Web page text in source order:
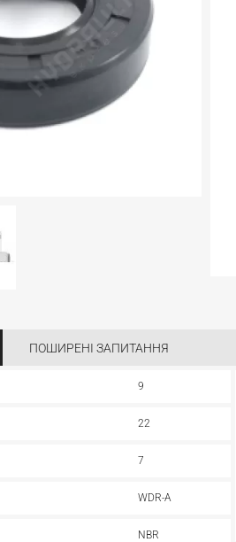
ПОШИРЕНІ ЗАПИТАННЯ
9
22
7
WDR-A
NBR